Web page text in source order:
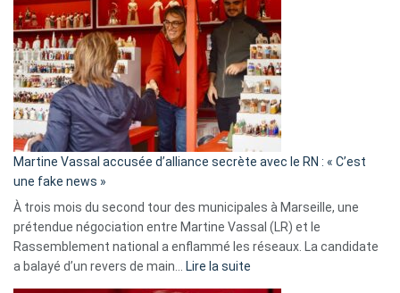
Algérie
Martine Vassal accusée d’alliance secrète avec le RN : « C’est
une fake news »
À trois mois du second tour des municipales à Marseille, une
prétendue négociation entre Martine Vassal (LR) et le
Rassemblement national a enflammé les réseaux. La candidate
a balayé d’un revers de main… Lire la suite